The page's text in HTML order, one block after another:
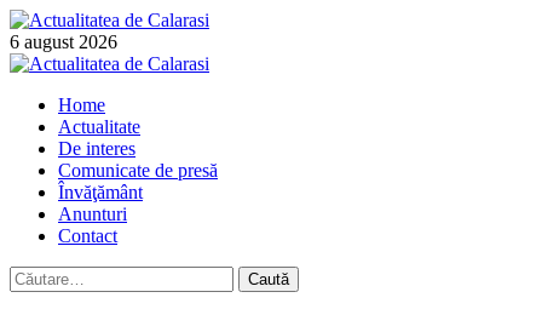
Skip
to
content
6 august 2026
Primary
Home
Actualitate
De interes
Comunicate de presă
Învăţământ
Anunturi
Contact
Caută
după: